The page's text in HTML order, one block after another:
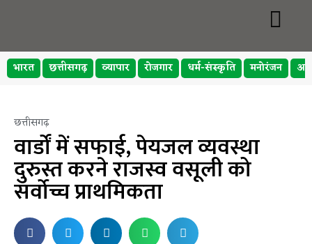
भारत छत्तीसगढ़ व्यापार रोजगार धर्म-संस्कृति मनोरंजन
छत्तीसगढ़
वार्डों में सफाई, पेयजल व्यवस्था
दुरुस्त करने राजस्व वसूली को
सर्वोच्च प्राथमिकता